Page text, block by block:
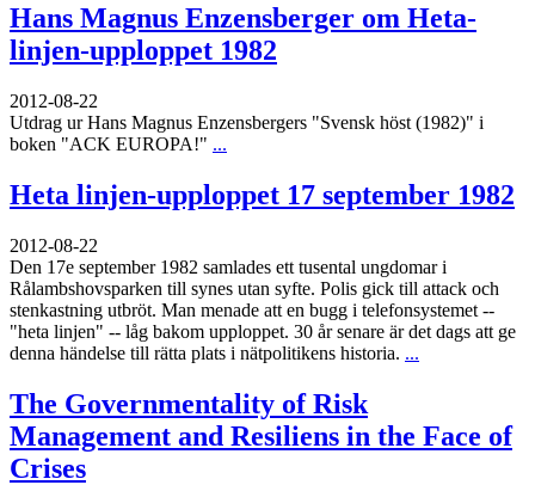
Hans Magnus Enzensberger om Heta-
linjen-upploppet 1982
2012-08-22
Utdrag ur Hans Magnus Enzensbergers "Svensk höst (1982)" i
boken "ACK EUROPA!" ...
Heta linjen-upploppet 17 september 1982
2012-08-22
Den 17e september 1982 samlades ett tusental ungdomar i
Rålambshovsparken till synes utan syfte. Polis gick till attack och
stenkastning utbröt. Man menade att en bugg i telefonsystemet --
"heta linjen" -- låg bakom upploppet. 30 år senare är det dags att ge
denna händelse till rätta plats i nätpolitikens historia. ...
The Governmentality of Risk
Management and Resiliens in the Face of
Crises